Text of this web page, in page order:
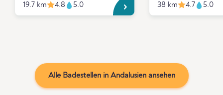
19.7 km 4.8 5.0 38 km 4.7 5.0
Alle Badestellen in Andalusien ansehen